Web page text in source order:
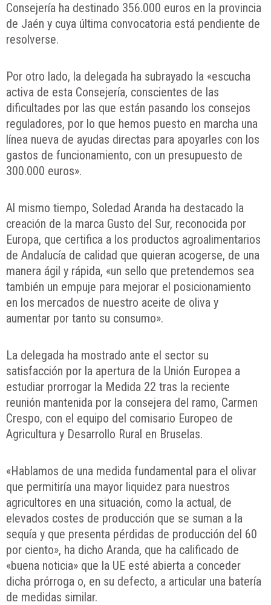
Consejería ha destinado 356.000 euros en la provincia
de Jaén y cuya última convocatoria está pendiente de
resolverse.
Por otro lado, la delegada ha subrayado la «escucha
activa de esta Consejería, conscientes de las
dificultades por las que están pasando los consejos
reguladores, por lo que hemos puesto en marcha una
línea nueva de ayudas directas para apoyarles con los
gastos de funcionamiento, con un presupuesto de
300.000 euros».
Al mismo tiempo, Soledad Aranda ha destacado la
creación de la marca Gusto del Sur, reconocida por
Europa, que certifica a los productos agroalimentarios
de Andalucía de calidad que quieran acogerse, de una
manera ágil y rápida, «un sello que pretendemos sea
también un empuje para mejorar el posicionamiento
en los mercados de nuestro aceite de oliva y
aumentar por tanto su consumo».
La delegada ha mostrado ante el sector su
satisfacción por la apertura de la Unión Europea a
estudiar prorrogar la Medida 22 tras la reciente
reunión mantenida por la consejera del ramo, Carmen
Crespo, con el equipo del comisario Europeo de
Agricultura y Desarrollo Rural en Bruselas.
«Hablamos de una medida fundamental para el olivar
que permitiría una mayor liquidez para nuestros
agricultores en una situación, como la actual, de
elevados costes de producción que se suman a la
sequía y que presenta pérdidas de producción del 60
por ciento», ha dicho Aranda, que ha calificado de
«buena noticia» que la UE esté abierta a conceder
dicha prórroga o, en su defecto, a articular una batería
de medidas similar.